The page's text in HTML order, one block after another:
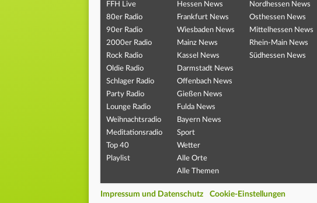
FFH Live
80er Radio
90er Radio
2000er Radio
Rock Radio
Oldie Radio
Schlager Radio
Party Radio
Lounge Radio
Weihnachtsradio
Meditationsradio
Top 40
Playlist
Hessen News
Frankfurt News
Wiesbaden News
Mainz News
Kassel News
Darmstadt News
Offenbach News
Gießen News
Fulda News
Bayern News
Sport
Wetter
Alle Orte
Alle Themen
Nordhessen News
Osthessen News
Mittelhessen News
Rhein-Main News
Südhessen News
Impressum und Datenschutz Cookie-Einstellungen